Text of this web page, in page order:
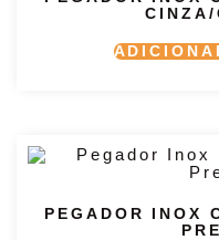
CINZA/
PEGADOR INOX